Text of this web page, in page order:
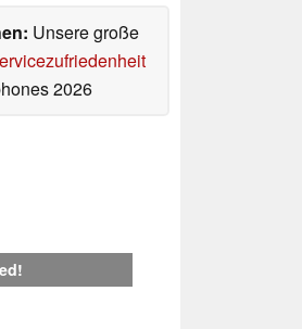
Unsere große
2026